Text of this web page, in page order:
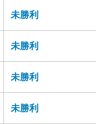
未勝利
未勝利
未勝利
未勝利